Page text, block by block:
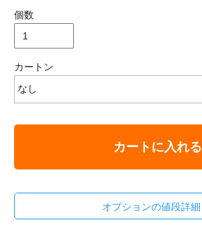
個数
カートン
カートに入れる
オプションの値段詳細